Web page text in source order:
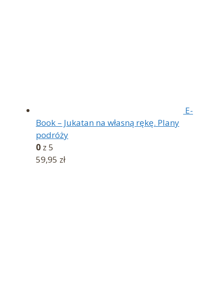
E-
Book – Jukatan na własną rękę. Plany
podróży
0 z 5
59,95 zł